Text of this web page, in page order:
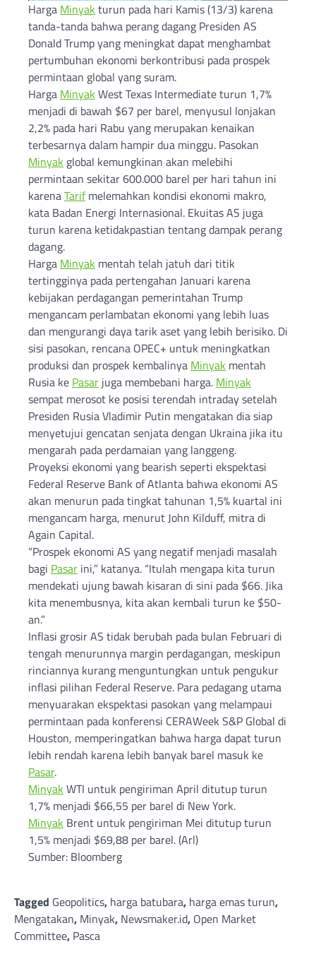
Harga Minyak turun pada hari Kamis (13/3) karena
tanda-tanda bahwa perang dagang Presiden AS
Donald Trump yang meningkat dapat menghambat
pertumbuhan ekonomi berkontribusi pada prospek
permintaan global yang suram.
Harga Minyak West Texas Intermediate turun 1,7%
menjadi di bawah $67 per barel, menyusul lonjakan
2,2% pada hari Rabu yang merupakan kenaikan
terbesarnya dalam hampir dua minggu. Pasokan
Minyak global kemungkinan akan melebihi
permintaan sekitar 600.000 barel per hari tahun ini
karenaTarifmelemahkan kondisi ekonomi makro,
kata Badan Energi Internasional. Ekuitas AS juga
turun karena ketidakpastian tentang dampak perang
dagang.
Harga Minyak mentah telah jatuh dari titik
tertingginya pada pertengahan Januari karena
kebijakan perdagangan pemerintahan Trump
mengancam perlambatan ekonomi yang lebih luas
dan mengurangi daya tarik aset yang lebih berisiko. Di
sisi pasokan, rencana OPEC+ untuk meningkatkan
produksi dan prospek kembalinya Minyak mentah
Rusia ke Pasar juga membebani harga. Minyak
sempat merosot ke posisi terendah intraday setelah
Presiden Rusia Vladimir Putin mengatakan dia siap
menyetujui gencatan senjata dengan Ukraina jika itu
mengarah pada perdamaian yang langgeng.
Proyeksi ekonomi yang bearish seperti ekspektasi
Federal Reserve Bank of Atlanta bahwa ekonomi AS
akan menurun pada tingkat tahunan 1,5% kuartal ini
mengancam harga, menurut John Kilduff, mitra di
Again Capital.
“Prospek ekonomi AS yang negatif menjadi masalah
bagi Pasar ini,” katanya. “Itulah mengapa kita turun
mendekati ujung bawah kisaran di sini pada $66. Jika
kita menembusnya, kita akan kembali turun ke $50-
an.”
Inflasi grosir AS tidak berubah pada bulan Februari di
tengah menurunnya margin perdagangan, meskipun
rinciannya kurang menguntungkan untuk pengukur
inflasi pilihan Federal Reserve. Para pedagang utama
menyuarakan ekspektasi pasokan yang melampaui
permintaan pada konferensi CERAWeek S&P Global di
Houston, memperingatkan bahwa harga dapat turun
lebih rendah karena lebih banyak barel masuk ke
Pasar.
Minyak WTI untuk pengiriman April ditutup turun
1,7% menjadi $66,55 per barel di New York.
Minyak Brent untuk pengiriman Mei ditutup turun
1,5% menjadi $69,88 per barel. (Arl)
Sumber: Bloomberg
Tagged Geopolitics, harga batubara, harga emas turun,
Mengatakan, Minyak, Newsmaker.id, Open Market
Committee, Pasca